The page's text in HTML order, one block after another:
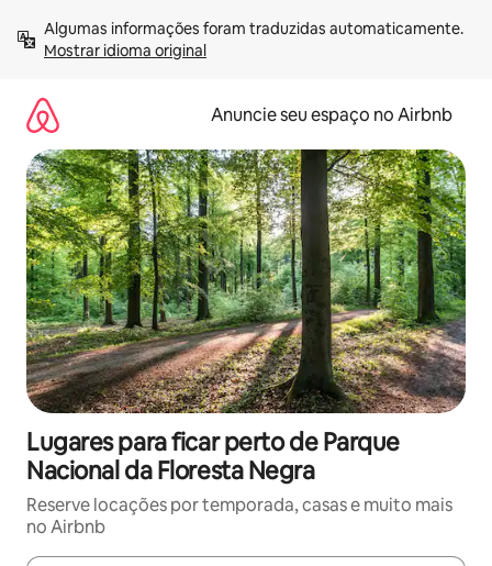
para
Mostrar idioma original
Anuncie seu espaço no Airbnb
Lugares para ficar perto de Parque
Nacional da Floresta Negra
Reserve locações por temporada, casas e muito mais
no Airbnb